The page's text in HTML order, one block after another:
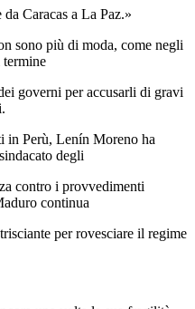
Caracas a La Paz.»
sono più di moda, come negli
governi per accusarli di gravi
in Perù, Lenín Moreno ha
degli
contro i provvedimenti
continua
per rovesciare il regime